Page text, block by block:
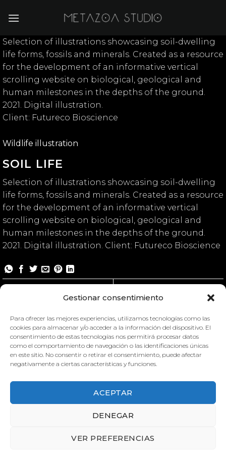
Gestionar consentimiento
Para ofrecer las mejores experiencias, utilizamos tecnologías como las
cookies para almacenar y/o acceder a la información del dispositivo. El
consentimiento de estas tecnologías nos permitirá procesar datos
como el comportamiento de navegación o las identificaciones únicas
en este sitio. No consentir o retirar el consentimiento, puede afectar
negativamente a ciertas características y funciones.
ACEPTAR
DENEGAR
VER PREFERENCIAS
Wildlife illustration
SOIL LIFE
Selection of illustrations showcasing soil-dwelling
life forms, fossils and minerals. Created as a resource
for the development of an informative vertical
scrolling website on biological, geological and
human milestones in the depths of the ground.
2021. Digital illustration. Client: Futureco Bioscience
Selection of illustrations showcasing soil-dwelling
life forms, fossils and minerals. Created as a resource
for the development of an informative vertical
scrolling website on biological, geological and
human milestones in the depths of the ground.
2021. Digital illustration.
Client: Futureco Bioscience
SOIL LIFE